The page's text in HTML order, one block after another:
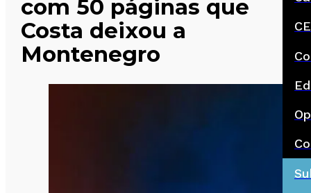
com 50 páginas que
Costa deixou a
Montenegro